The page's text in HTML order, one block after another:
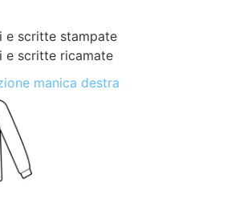
e scritte stampate
e scritte ricamate
manica destra